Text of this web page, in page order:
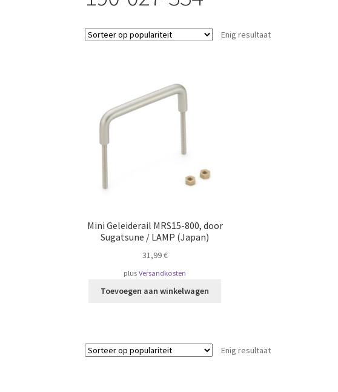
Enig resultaat
Mini Geleiderail MRS15-800, door
Sugatsune / LAMP (Japan)
31,99€
plusVersandkosten
Toevoegen aan winkelwagen
Enig resultaat